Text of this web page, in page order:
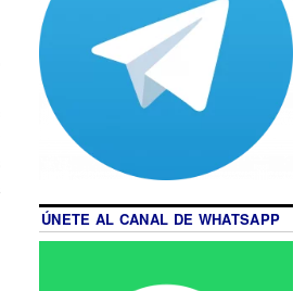
ÚNETE AL CANAL DE WHATSAPP